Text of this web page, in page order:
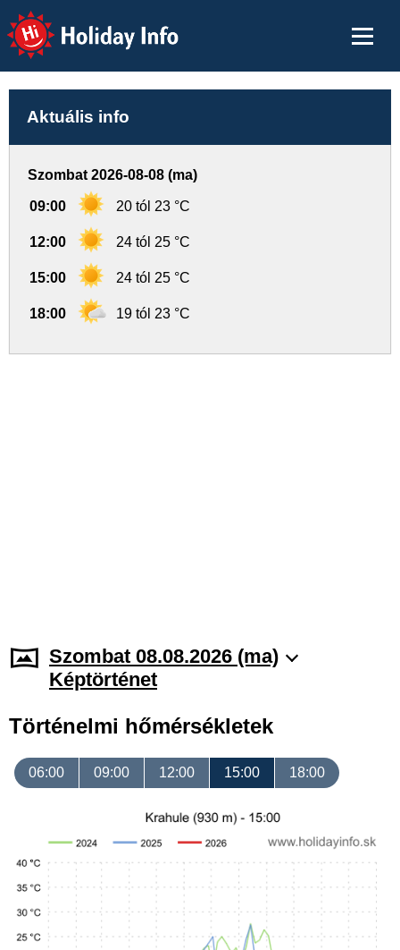
Holiday Info
Aktuális info
Szombat 2026-08-08 (ma)
09:00 20 tól 23 °C
12:00 24 tól 25 °C
15:00 24 tól 25 °C
18:00 19 tól 23 °C
Szombat 08.08.2026 (ma)
Képtörténet
Történelmi hőmérsékletek
06:00 09:00 12:00 15:00 18:00